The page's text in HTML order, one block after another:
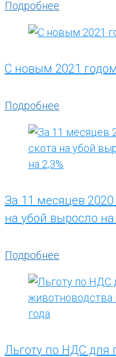
Подробнее
С новым 2021
Подробнее
За 11 месяцев 2020
на убой выросло
Подробнее
Льготу по НДС для